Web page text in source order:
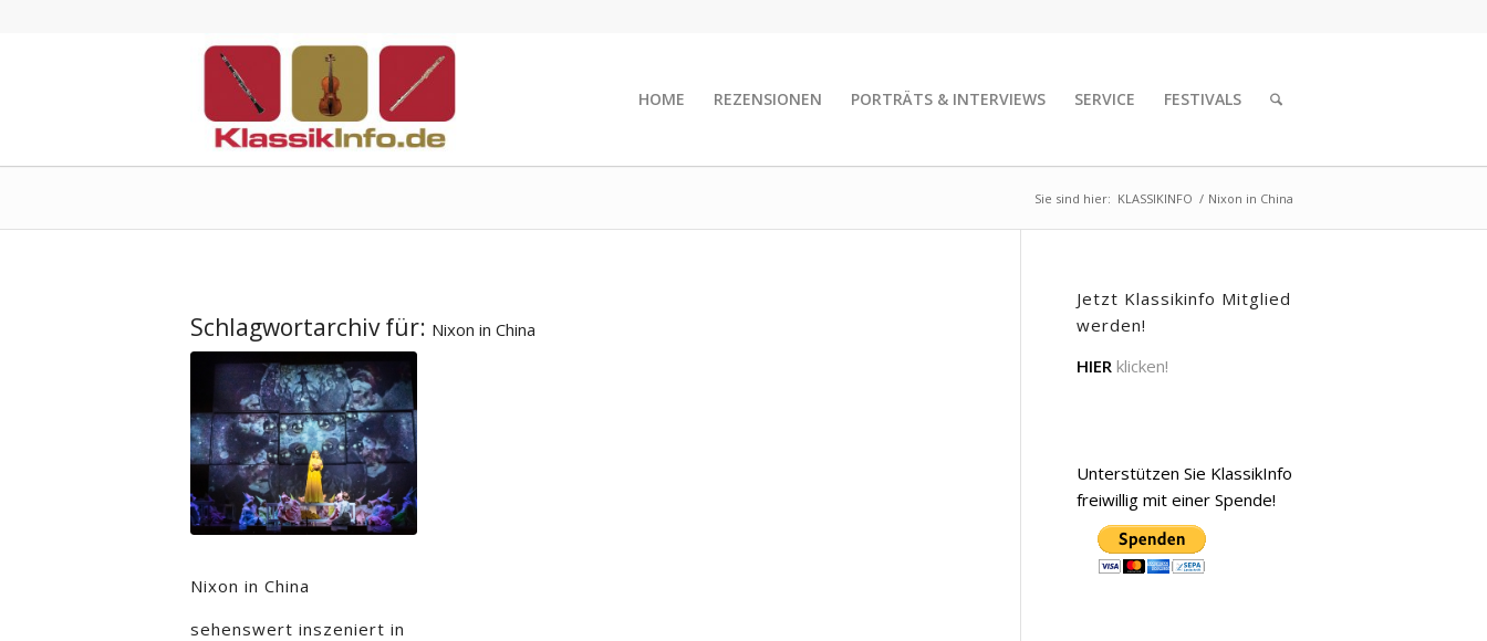
HOME REZENSIONEN PORTRÄTS & INTERVIEWS SERVICE FESTIVALS
Sie sind hier: KLASSIKINFO / Nixon in China
Schlagwortarchiv für: Nixon in China
Nixon in China
sehenswert inszeniert in
Jetzt Klassikinfo Mitglied
werden!
HIER klicken!
Unterstützen Sie KlassikInfo
freiwillig mit einer Spende!